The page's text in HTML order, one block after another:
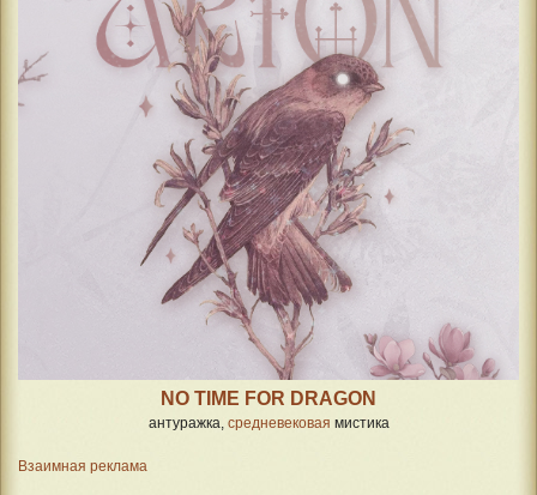
NO TIME FOR DRAGON
антуражка, средневековая мистика
Взаимная реклама